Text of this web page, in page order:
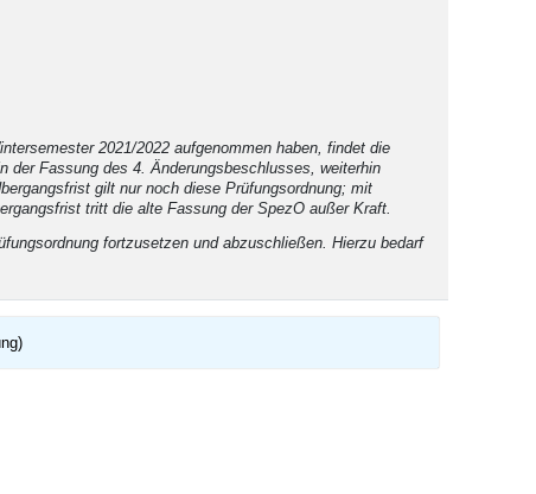
2021/2022 aufgenommen haben, findet die
der Fassung des 4. Änderungsbeschlusses, weiterhin
gilt nur noch diese Prüfungsordnung; mit
tritt die alte Fassung der SpezO außer Kraft.
fortzusetzen und abzuschließen. Hierzu bedarf